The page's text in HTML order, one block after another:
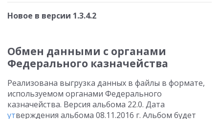
Новое в версии 1.3.4.2
Обмен данными с органами
Федерального казначейства
Реализована выгрузка данных в файлы в формате,
используемом органами Федерального
казначейства. Версия альбома 22.0. Дата
утверждения альбома 08.11.2016 г. Альбом будет